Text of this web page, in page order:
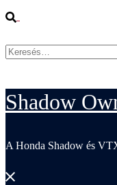
Search
Keresés:
Shadow
A Honda Shadow és
Close